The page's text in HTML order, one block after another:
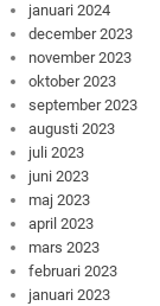
januari 2024
december 2023
november 2023
oktober 2023
september 2023
augusti 2023
juli 2023
juni 2023
maj 2023
april 2023
mars 2023
februari 2023
januari 2023